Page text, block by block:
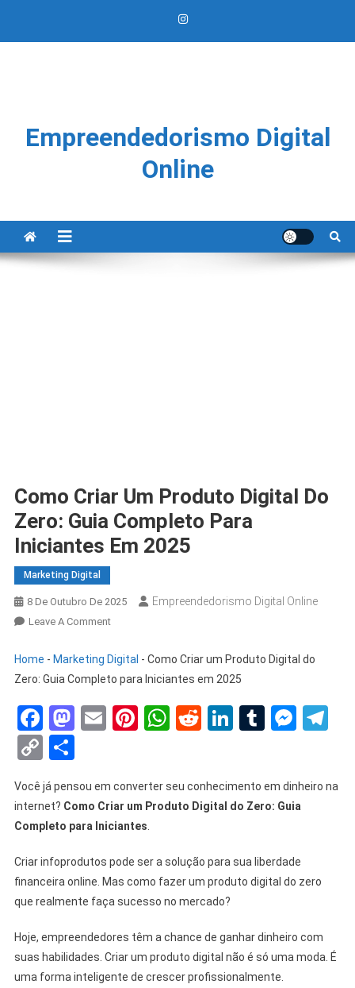
Empreendedorismo Digital
Online
Como Criar Um Produto Digital Do
Zero: Guia Completo Para
Iniciantes Em 2025
Marketing Digital
8 De Outubro De 2025 Empreendedorismo Digital Online
Leave A Comment
Home - Marketing Digital - Como Criar um Produto Digital do
Zero: Guia Completo para Iniciantes em 2025
Facebook
Mastodon
EmailPinterest
WhatsApp
RedditLinkedIn
Tumblr
CopyShare
Você já pensou em converter seu conhecimento em dinheiro na
internet? Como Criar um Produto Digital do Zero: Guia
Completo para Iniciantes
Criar infoprodutos pode ser a solução para sua liberdade
financeira online. Mas como fazer um produto digital do zero
que realmente faça sucesso no mercado?
Hoje, empreendedores têm a chance de ganhar dinheiro com
suas habilidades. Criar um produto digital não é só uma moda. É
uma forma inteligente de crescer profissionalmente.